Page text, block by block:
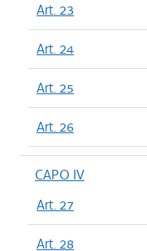
Art. 23
Art. 24
Art. 25
Art. 26
CAPO IV
Art. 27
Art. 28